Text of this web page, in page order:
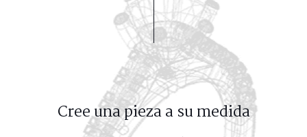
Cree una pieza a su medida